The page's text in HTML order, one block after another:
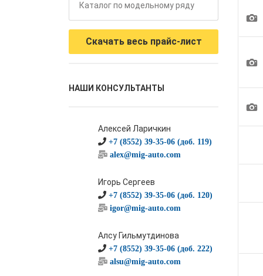
Каталог по модельному ряду
Скачать весь прайс-лист
НАШИ КОНСУЛЬТАНТЫ
Алексей Ларичкин
+7 (8552) 39-35-06 (доб. 119)
alex@mig-auto.com
Игорь Сергеев
+7 (8552) 39-35-06 (доб. 120)
igor@mig-auto.com
Алсу Гильмутдинова
+7 (8552) 39-35-06 (доб. 222)
alsu@mig-auto.com
1
1
1